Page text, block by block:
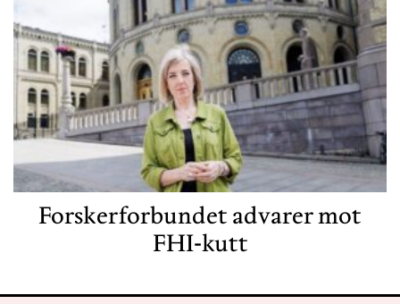
Forskerforbundet advarer mot
FHI-kutt